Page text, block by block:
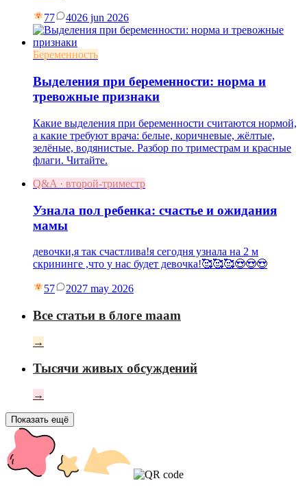
77 4026 jun 2026
Беременность
Выделения при беременности: норма и
тревожные признаки
Какие выделения при беременности считаются нормой,
а какие требуют врача: белые, коричневые, жёлтые,
зелёные, водянистые. Разбор по триместрам и красные
флаги. Читайте.
Q&A · второй-триместр
Узнала пол ребенка: счастье и ожидания
мамы
девочки,я так счастлива!я сегодня узнала на 2 м
скрининге ,что у нас будет девочка!🥰🥰🥰😍😍😍
57 2027 may 2026
Все статьи в блоге maam
→
Тысячи живых обсуждений
→
Показать ещё